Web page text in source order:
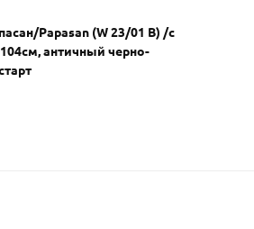
Papasan (W 23/01 B) /с
античный черно-